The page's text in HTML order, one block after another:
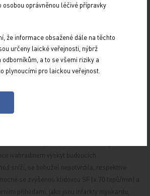
přinesla celou řadu zajímavých a
příhod prospektivním způsobem definitivně
na základě epidemiologických studií
ivabradinem výskyt budoucích
sníží, se bohužel nepotvrdila, respektive
se zvýšenou klidovou SF (≥ 70 tepů/min) a
příhodami, jako jsou infarkty myokardu,
osobou oprávněnou léčivé přípravky
že informace obsažené dále na těchto
určeny laické veřejnosti, nýbrž
odborníkům, a to se všemi riziky a
plynoucími pro laickou veřejnost.